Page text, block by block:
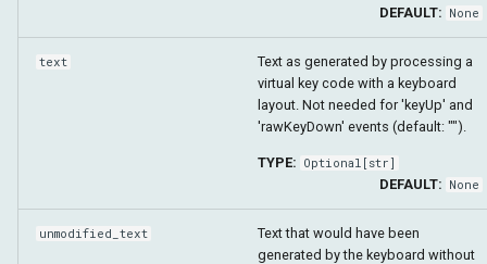
DEFAULT: None
text
Text as generated by processing a
virtual key code with a keyboard
layout. Not needed for 'keyUp' and
'rawKeyDown' events (default: "").
TYPE: Optional [str]
DEFAULT: None
unmodified_text
Text that would have been
generated by the keyboard without